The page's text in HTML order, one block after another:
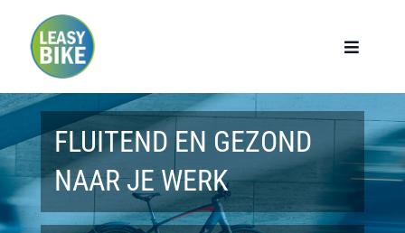
Toggle
Home
Werknemers
Werkgevers
FLUITEND EN GEZOND
NAAR JE WERK